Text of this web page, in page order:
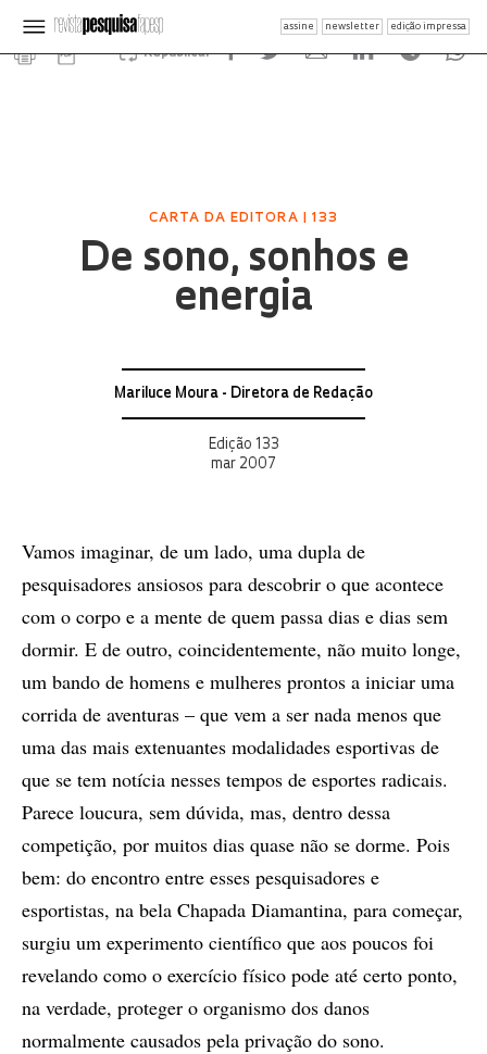
assine newsletter edição impressa
Republicar
CARTA DA EDITORA | 133
De sono, sonhos e
energia
Mariluce Moura - Diretora de Redação
Edição 133
mar 2007
Vamos imaginar, de um lado, uma dupla de
pesquisadores ansiosos para descobrir o que acontece
com o corpo e a mente de quem passa dias e dias sem
dormir. E de outro, coincidentemente, não muito longe,
um bando de homens e mulheres prontos a iniciar uma
corrida de aventuras – que vem a ser nada menos que
uma das mais extenuantes modalidades esportivas de
que se tem notícia nesses tempos de esportes radicais.
Parece loucura, sem dúvida, mas, dentro dessa
competição, por muitos dias quase não se dorme. Pois
bem: do encontro entre esses pesquisadores e
esportistas, na bela Chapada Diamantina, para começar,
surgiu um experimento científico que aos poucos foi
revelando como o exercício físico pode até certo ponto,
na verdade, proteger o organismo dos danos
normalmente causados pela privação do sono.